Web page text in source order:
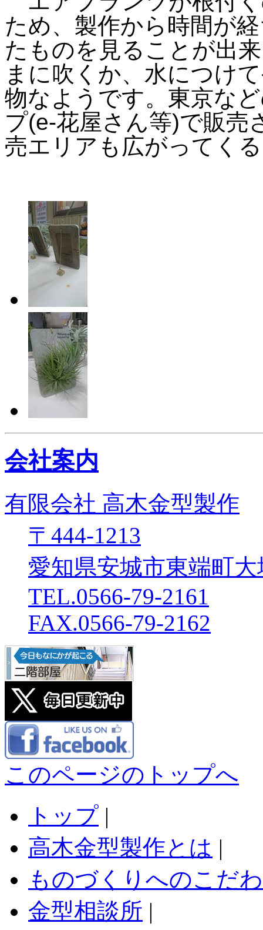
ため、製作から時間が
たものを見ることが出
まに吹くか、水につけ
物なようです。東京な
プ(e-花屋さん等)で販売
売エリアも広がってく
会社案内
有限会社 高木金型製作
〒444-1213
愛知県安城市東端町大
TEL.0566-79-2161
FAX.0566-79-2162
このページのトップへ
トップ |
高木金型製作とは |
ものづくりへのこだ
金型相談所 |